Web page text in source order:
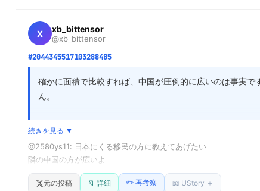
メーカーも注意喚起しています
塩分も糖分も多く、
特に慢性心不全や腎機能障害のある方は病状悪化の報告例あり
経口補水液は
X xb_bittensor
@xb_bittensor
#2044345517103288485
確かに面積で比較すれば、中国が圧倒的に広いのは事実で
ん。
ただ、単に「広い」という要素だけで国を比較するのは、
ません。生活を移すことを考える場合、次に注目すべきは
の質やインフラの密度ですよね。
例えば、気候の多様性による季節の過ごしやすさ、巨大な
続きを見る ▼
@2580ys11: 日本にくる移民の方に教えてあげたい
隣の中国の方が広いよ
元の投稿 🔖 詳細 ✏️ 再考察 📖 UStory ＋